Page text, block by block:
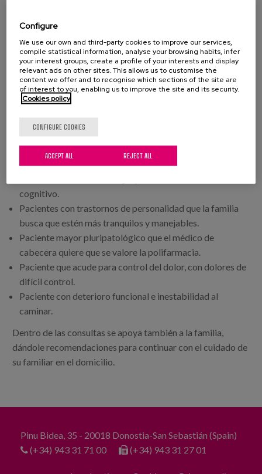
las diferentes patologías asociadas al proceso de
envejecimiento.
Perfil de pacientes en consulta:
Paciente mayor, pluripatológico y con mucha medicación
que acude para un estudio de deterioro cognitivo.
Paciente con alteración conductual en contexto de
probable demencia que acude para valoración y
tratamiento.
Paciente con trastorno afectivo sin deterioro cognitivo.
cognitivo.
Pacientes con trastornos de personalidad que la familia
busca que estén más tranquilos y manejables.
Paciente mayor pluripatológico que el médico de
cabecera quiere que se valore la polifarmacia.
Paciente que acude para control del dolor, con dolores de
difícil control.
Paciente con deterioro funcional e inestabilidad al
caminar.
Dentro de las consultas se apoya también a la familia,
dándole recomendaciones para continuar con el cuidado de
su familiar en el domicilio.
Pinu Bidea, 35 - 20018 Donostia-San Sebastián (Spain)
(+34) 943 31 71 00
(+34) 943 31 27 01
Configure
We use our own and third-party cookies to improve our services,
compile statistical information, analyse your browsing habits, infer
your interest groups, create a profile of your interests and display
relevant ads on other sites. This allows us to customise the
content we offer and to recognise which sections of the site are
of interest to you, enabling us to improve the site and its security.
Cookies policy
CONFIGURE COOKIES
REJECT ALL
ACCEPT ALL